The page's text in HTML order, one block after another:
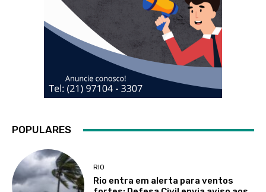
POPULARES
RIO
Rio entra em alerta para ventos